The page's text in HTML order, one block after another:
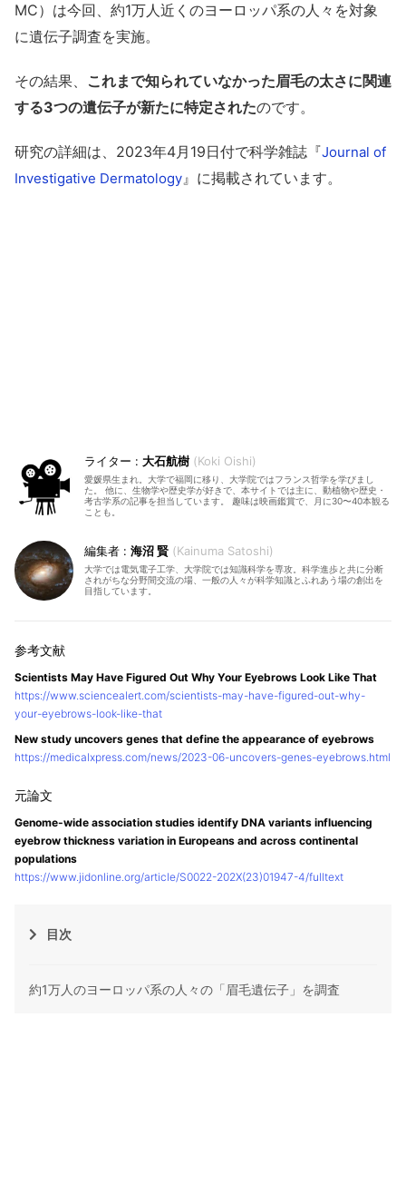
MC）は今回、約1万人近くのヨーロッパ系の人々を対象
に遺伝子調査を実施。
その結果、 これまで知られていなかった眉毛の太さに関連
する3つの遺伝子が新たに特定されたのです。
研究の詳細は、2023年4月19日付で科学雑誌『Journal of
Investigative Dermatology』に掲載されています。
大石航樹 Koki Oishi
愛媛県生まれ。大学で福岡に移り、大学院ではフランス哲学を学びまし
た。 他に、生物学や歴史学が好きで、本サイトでは主に、動植物や歴史・
考古学系の記事を担当しています。 趣味は映画鑑賞で、月に30〜40本観る
ことも。
海沼 賢 Kainuma Satoshi
大学では電気電子工学、大学院では知識科学を専攻。科学進歩と共に分断
されがちな分野間交流の場、一般の人々が科学知識とふれあう場の創出を
目指しています。
Scientists May Have Figured Out Why Your Eyebrows Look Like That
https://www.sciencealert.com/scientists-may-have-figured-out-why-
your-eyebrows-look-like-that
New study uncovers genes that define the appearance of eyebrows
https://medicalxpress.com/news/2023-06-uncovers-genes-eyebrows.html
Genome-wide association studies identify DNA variants influencing
eyebrow thickness variation in Europeans and across continental
populations
https://www.jidonline.org/article/S0022-202X(23)01947-4/fulltext
目次
約1万人のヨーロッパ系の人々の「眉毛遺伝子」を調査